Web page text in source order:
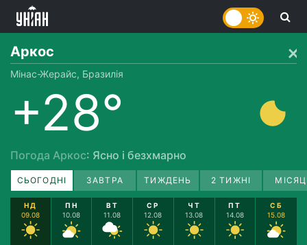
Аркос
Мінас-Жерайс, Бразилія
+28°
Погода Аркос: Ясно і безхмарно
СЬОГОДНІ ЗАВТРА ТИЖДЕНЬ 2 ТИЖНІ
НД
09.08
ПН
10.08
ВТ
11.08
СР
12.08
ЧТ
13.08
ПТ
14.08
СБ
15.08